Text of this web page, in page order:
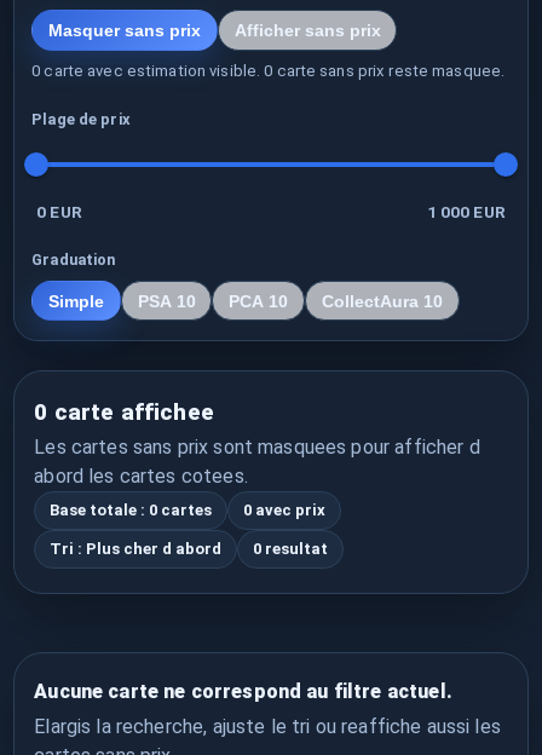
Masquer sans prix Afficher sans prix
0 carte avec estimation visible. 0 carte sans prix reste masquee.
Plage de prix
0 EUR 1 000 EUR
Graduation
Simple PSA 10 PCA 10 CollectAura 10
0 carte affichee
Les cartes sans prix sont masquees pour afficher d
abord les cartes cotees.
Base totale : 0 cartes 0 avec prix
Tri : Plus cher d abord 0 resultat
Aucune carte ne correspond au filtre actuel.
Elargis la recherche, ajuste le tri ou reaffiche aussi les